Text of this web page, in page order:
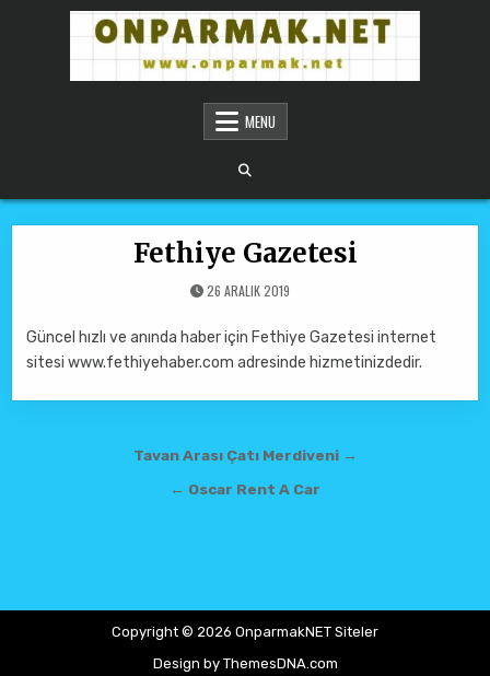
Skip to content
ONPARMAKNET SITELERMENU
Fethiye Gazetesi
26 ARALIK 2019
Güncel hızlı ve anında haber için Fethiye Gazetesi internet
sitesi www.fethiyehaber.com adresinde hizmetinizdedir.
Yazı gezinmesiTavan Arası Çatı Merdiveni →
← Oscar Rent A Car
Copyright © 2026 OnparmakNET Siteler
Design by ThemesDNA.com